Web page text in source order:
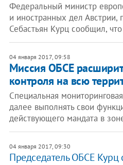
Федеральный министр
и иностранных дел Австрии,
Себастьян Курц сообщил,
04 января 2017, 09:58
Миссия ОБСЕ
контроля на всю
Специальная
далее выполнять свои
действующего мандата в
04 января 2017, 09:30
Председатель ОБСЕ Курц